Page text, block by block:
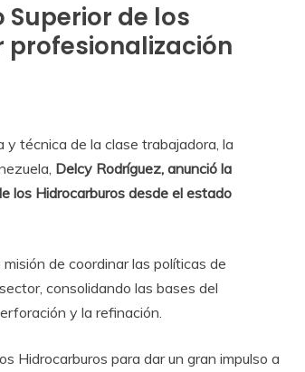
de los
técnica de la clase trabajadora, la
Delcy Rodríguez, anunció la
los Hidrocarburos desde el estado
de coordinar las políticas de
consolidando las bases del
y la refinación.
Hidrocarburos para dar un gran impulso a